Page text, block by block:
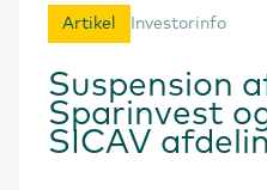
Artikel Investorinfo
Suspension
Sparinvest
SICAV